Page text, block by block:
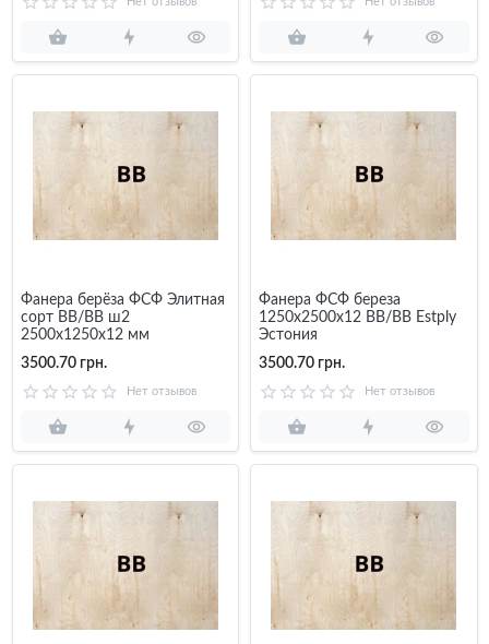
Фанера берёза ФСФ Элитная
сорт BB/BB ш2
2500x1250x12 мм
3500.70 грн.
Нет отзывов
Фанера ФСФ береза
1250х2500х12 BB/BB Estply
Эстония
3500.70 грн.
Нет отзывов